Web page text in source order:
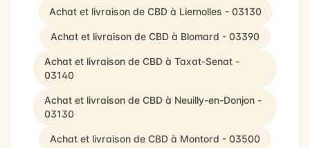
Achat et livraison de CBD à Liernolles - 03130
Achat et livraison de CBD à Blomard - 03390
Achat et livraison de CBD à Taxat-Senat -
03140
Achat et livraison de CBD à Neuilly-en-Donjon -
03130
Achat et livraison de CBD à Montord - 03500